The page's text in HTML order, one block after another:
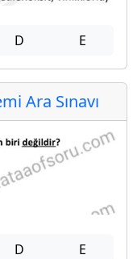
D E
Ara Sınavı
D E